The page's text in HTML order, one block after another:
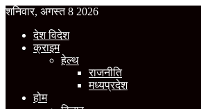
शनिवार, अगस्त 8 2026
देश विदेश
क्राइम
हेल्थ
राजनीति
मध्यप्रदेश
होम